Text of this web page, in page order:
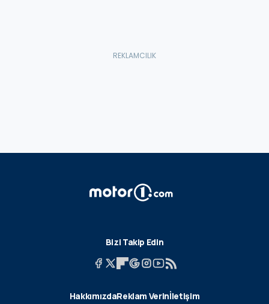
Bizi Takip Edin
HakkımızdaReklam Verinİletişim